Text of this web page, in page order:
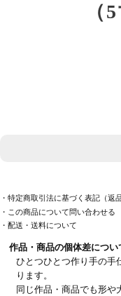
（
・特定商取引法に基づく表記（返品
・この商品について問い合わせる
・配送・送料について
作品・商品の個体差につい
ひとつひとつ作り手の手
ります。
同じ作品・商品でも形や